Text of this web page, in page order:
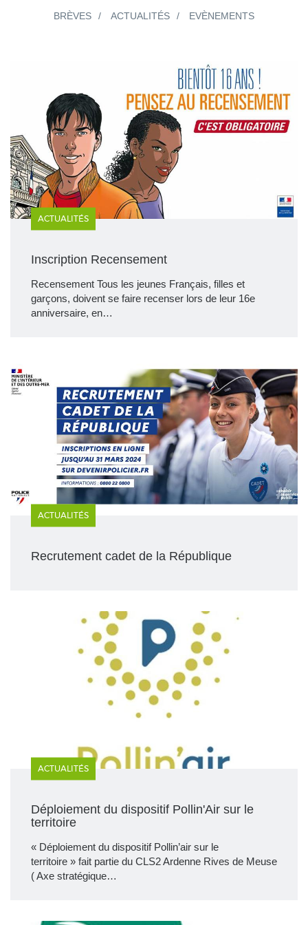
BRÈVES ACTUALITÉS EVÈNEMENTS
ACTUALITÉS
Inscription Recensement
Recensement Tous les jeunes Français, filles et
garçons, doivent se faire recenser lors de leur 16e
anniversaire, en…
ACTUALITÉS
Recrutement cadet de la République
ACTUALITÉS
Déploiement du dispositif Pollin'Air sur le
territoire
« Déploiement du dispositif Pollin’air sur le
territoire » fait partie du CLS2 Ardenne Rives de Meuse
( Axe stratégique…